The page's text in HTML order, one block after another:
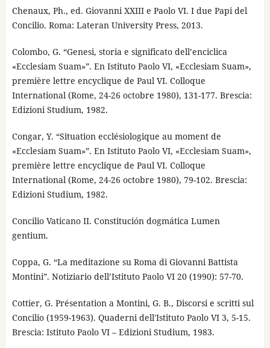
Chenaux, Ph., ed. Giovanni XXIII e Paolo VI. I due Papi del
Concilio. Roma: Lateran University Press, 2013.
Colombo, G. “Genesi, storia e significato dell’enciclica
«Ecclesiam Suam»”. En Istituto Paolo VI, «Ecclesiam Suam»,
première lettre encyclique de Paul VI. Colloque
International (Rome, 24-26 octobre 1980), 131-177. Brescia:
Edizioni Studium, 1982.
Congar, Y. “Situation ecclésiologique au moment de
«Ecclesiam Suam»”. En Istituto Paolo VI, «Ecclesiam Suam»,
première lettre encyclique de Paul VI. Colloque
International (Rome, 24-26 octobre 1980), 79-102. Brescia:
Edizioni Studium, 1982.
Concilio Vaticano II. Constitución dogmática Lumen
gentium.
Coppa, G. “La meditazione su Roma di Giovanni Battista
Montini”. Notiziario dell’Istituto Paolo VI 20 (1990): 57-70.
Cottier, G. Présentation a Montini, G. B., Discorsi e scritti sul
Concilio (1959-1963). Quaderni dell'Istituto Paolo VI 3, 5-15.
Brescia: Istituto Paolo VI – Edizioni Studium, 1983.